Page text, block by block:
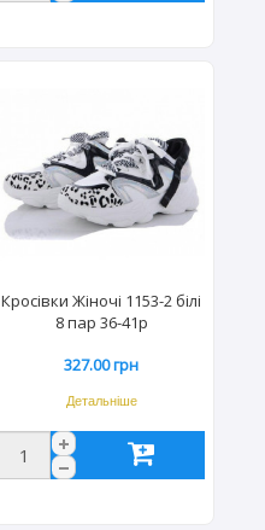
Кросівки Жіночі 1153-2 білі
8 пар 36-41р
327.00 грн
Детальніше